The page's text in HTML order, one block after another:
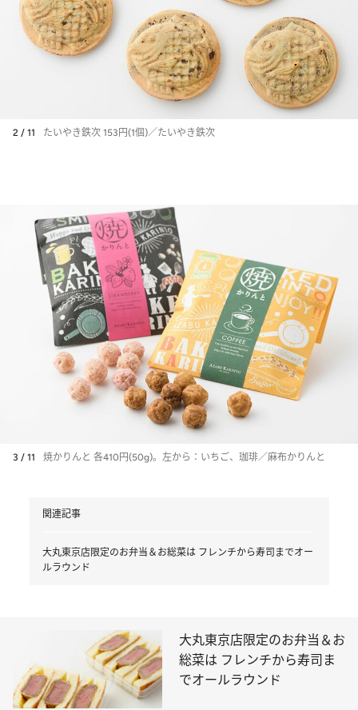
2 / 11 たいやき鉄次 153円(1個)／たいやき鉄次
3 / 11 焼かりんと 各410円(50g)。左から：いちご、珈琲／麻布かりんと
関連記事
大丸東京店限定のお弁当＆お総菜は フレンチから寿司までオー
ルラウンド
大丸東京店限定のお弁当＆お
総菜は フレンチから寿司ま
でオールラウンド